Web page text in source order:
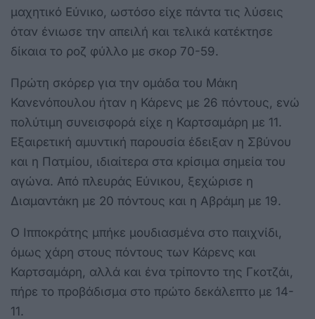
μαχητικό Εύνικο, ωστόσο είχε πάντα τις λύσεις
όταν ένιωσε την απειλή και τελικά κατέκτησε
δίκαια το ροζ φύλλο με σκορ 70-59.
Πρώτη σκόρερ για την ομάδα του Μάκη
Κανενόπουλου ήταν η Κάρενς με 26 πόντους, ενώ
πολύτιμη συνεισφορά είχε η Καρτσαμάρη με 11.
Εξαιρετική αμυντική παρουσία έδειξαν η Σβύνου
και η Πατμίου, ιδιαίτερα στα κρίσιμα σημεία του
αγώνα. Από πλευράς Εύνικου, ξεχώρισε η
Διαμαντάκη με 20 πόντους και η Αβράμη με 19.
Ο Ιπποκράτης μπήκε μουδιασμένα στο παιχνίδι,
όμως χάρη στους πόντους των Κάρενς και
Καρτσαμάρη, αλλά και ένα τρίποντο της Γκοτζάι,
πήρε το προβάδισμα στο πρώτο δεκάλεπτο με 14-
11.